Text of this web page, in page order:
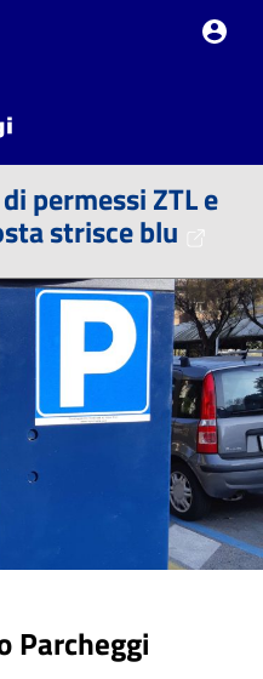
permessi ZTL e
strisce blu
Parcheggi